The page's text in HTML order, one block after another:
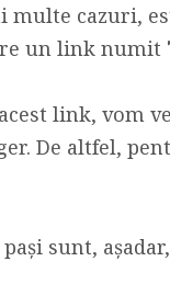
multe cazuri,
un link numit
link, vom
De altfel,
sunt,